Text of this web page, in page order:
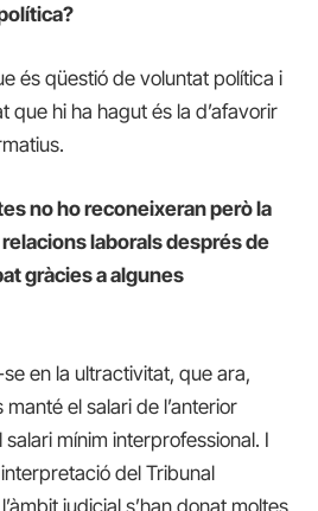
és qüestió de voluntat política i
que hi ha hagut és la d’afavorir
no ho reconeixeran però la
laborals després de
gràcies a algunes
en la ultractivitat, que ara,
manté el salari de l’anterior
salari mínim interprofessional. I
del Tribunal
judicial s’han donat moltes